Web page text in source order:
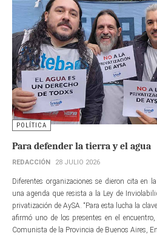
POLÍTICA
Para defender la tierra y el agua
REDACCIÓN 28 JULIO 2026
Diferentes organizaciones se dieron cita en
una agenda que resista a la Ley de
privatización de AySA. “Para esta lucha la
afirmó uno de los presentes en el
Comunista de la Provincia de Buenos Aires,